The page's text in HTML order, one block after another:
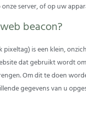
server, of op uw
beacon?
pixeltag) is een klein,
dat gebruikt wordt
Om dit te doen
gegevens van u